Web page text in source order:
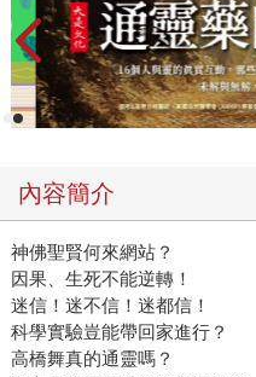
內容簡介
神佛聖賢何來網站？
因果、生死不能逆轉！
迷信！迷不信！迷都信！
科學實驗豈能帶回家進行？
高橋舞真的通靈嗎？